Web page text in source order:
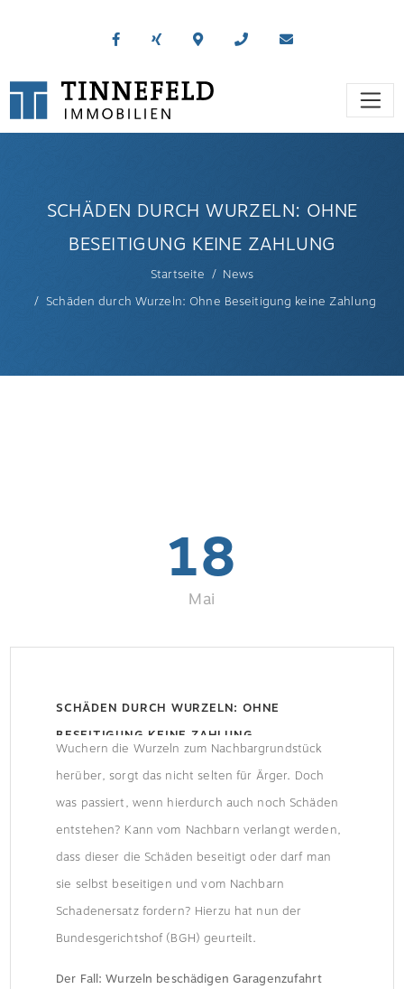
SCHÄDEN DURCH WURZELN: OHNE
BESEITIGUNG KEINE ZAHLUNG
Startseite
News
Schäden durch Wurzeln: Ohne Beseitigung keine Zahlung
18
Mai
SCHÄDEN DURCH WURZELN: OHNE
BESEITIGUNG KEINE ZAHLUNG
Wuchern die Wurzeln zum Nachbargrundstück
herüber, sorgt das nicht selten für Ärger. Doch
was passiert, wenn hierdurch auch noch Schäden
entstehen? Kann vom Nachbarn verlangt werden,
dass dieser die Schäden beseitigt oder darf man
sie selbst beseitigen und vom Nachbarn
Schadenersatz fordern? Hierzu hat nun der
Bundesgerichtshof (BGH) geurteilt.
Der Fall: Wurzeln beschädigen Garagenzufahrt